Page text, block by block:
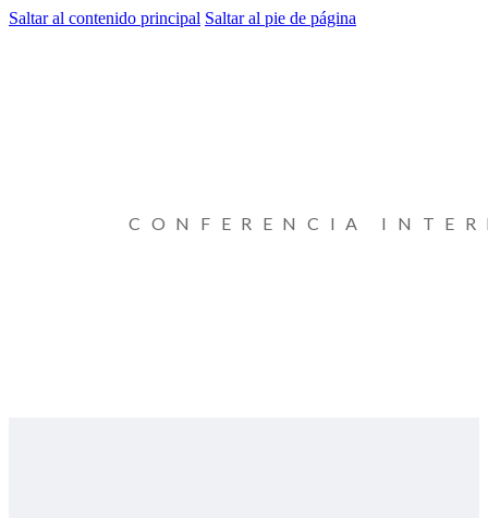
Saltar al contenido principal Saltar al pie de página
CONFERENCIA